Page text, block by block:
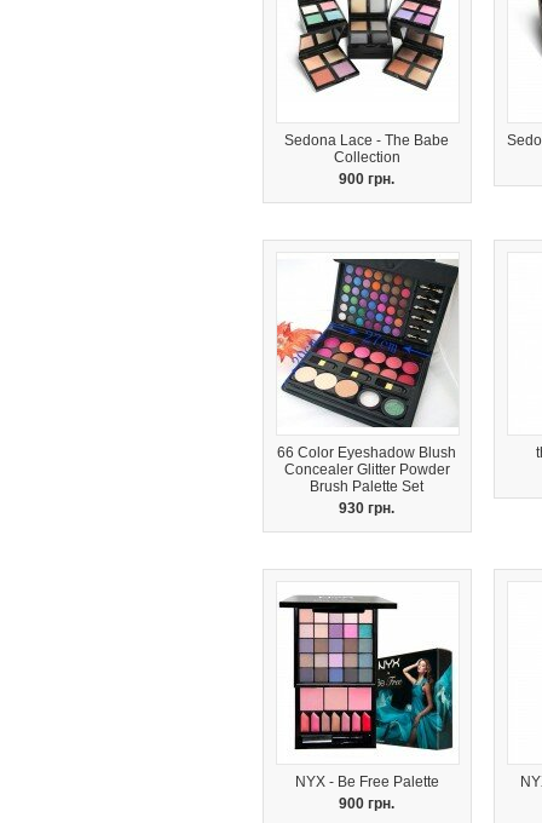
Sedona Lace - The Babe
Collection
900 грн.
66 Color Eyeshadow Blush
Concealer Glitter Powder
Brush Palette Set
930 грн.
NYX - Be Free Palette
900 грн.